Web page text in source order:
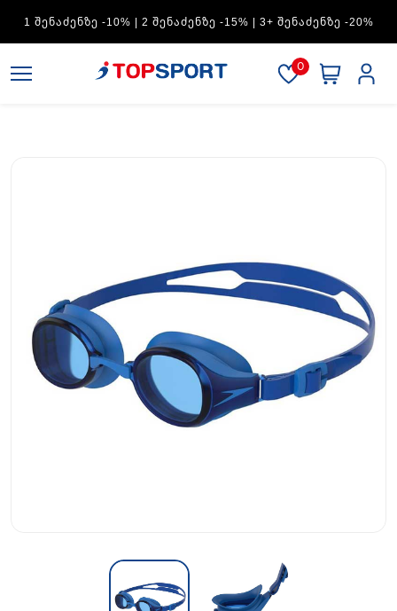
1 ᲨᲔᲜᲐᲫᲔᲜᲖᲔ -10% | 2 ᲨᲔᲜᲐᲫᲔᲜᲖᲔ -15% | 3+ ᲨᲔᲜᲐᲫᲔᲜᲖᲔ -20%
0